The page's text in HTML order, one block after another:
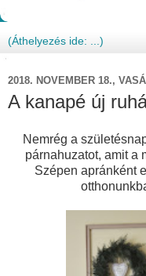
2018. NOVEMBER 18.,
A kanapé új
Nemrég a
párnahuzatot, amit a
Szépen apránként